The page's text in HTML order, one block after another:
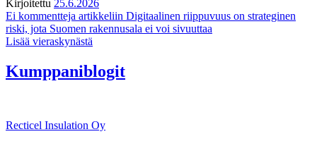
Kirjoitettu 25.6.2026
Ei kommentteja artikkeliin Digitaalinen riippuvuus on strateginen
riski, jota Suomen rakennusala ei voi sivuuttaa
Lisää vieraskynästä
Kumppaniblogit
Recticel Insulation Oy